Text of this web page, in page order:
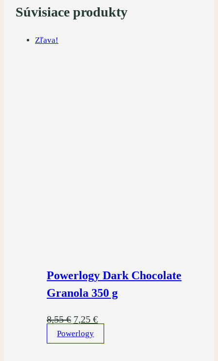
Súvisiace produkty
Zľava!
Powerlogy Dark Chocolate
Granola 350 g
8,55€ Pôvodná
cena
7,25 €Aktuálna
Powerlogy